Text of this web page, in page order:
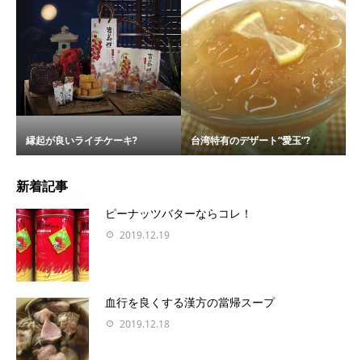
縁起が良いライチケーキ? 台湾特有のデザート“愛玉”?
新着記事
ピーナッツバターならコレ！
2019.12.19
血行を良くする漢方の當帰スープ
2019.12.18